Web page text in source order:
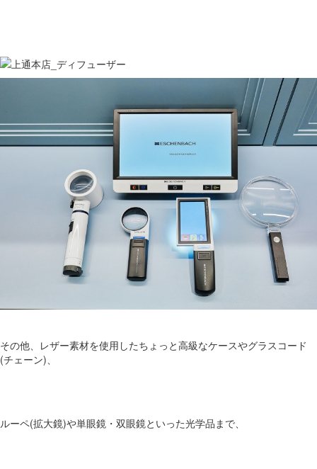
その他、レザー素材を使用したちょっと高級なケースやグラスコード
(チェーン)、
ルーペ(拡大鏡)や単眼鏡・双眼鏡といった光学品まで、